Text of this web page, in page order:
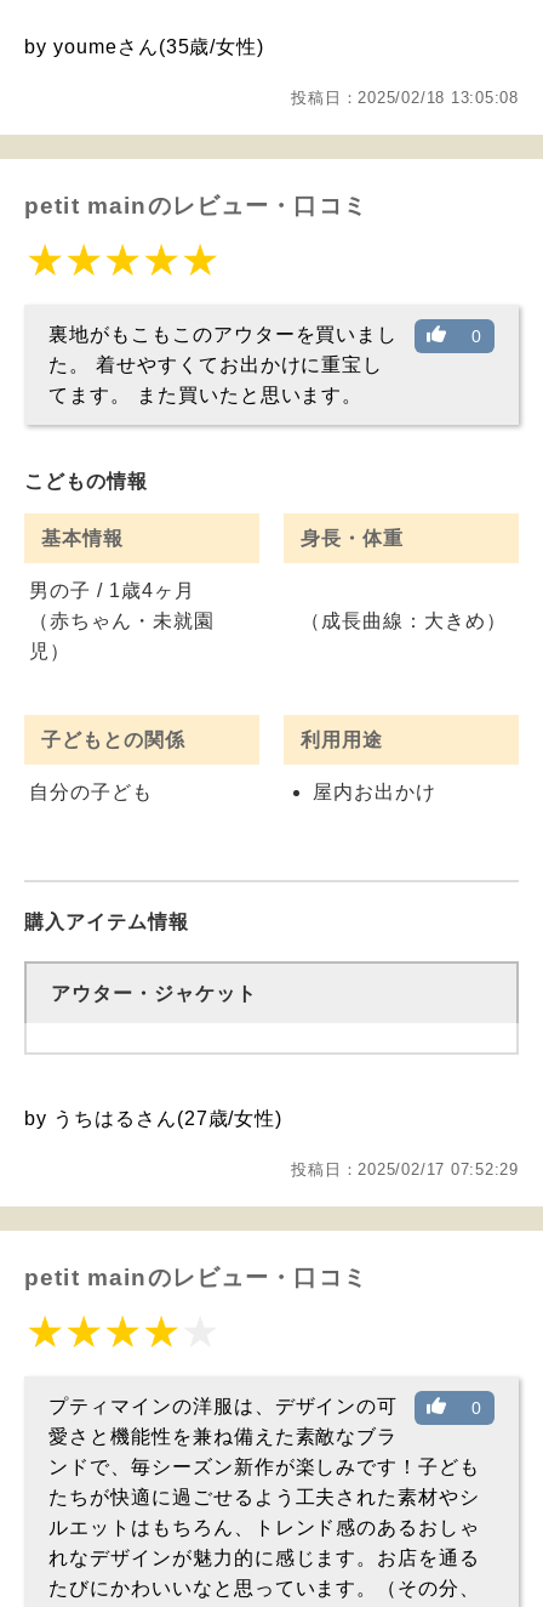
by youmeさん(35歳/女性)
投稿日：2025/02/18 13:05:08
petit mainのレビュー・口コミ
0
裏地がもこもこのアウターを買いまし
た。 着せやすくてお出かけに重宝し
てます。 また買いたと思います。
こどもの情報
基本情報
男の子 / 1歳4ヶ月
（赤ちゃん・未就園
児）
身長・体重
（成長曲線：大きめ）
子どもとの関係
自分の子ども
利用用途
屋内お出かけ
購入アイテム情報
アウター・ジャケット
by うちはるさん(27歳/女性)
投稿日：2025/02/17 07:52:29
petit mainのレビュー・口コミ
0
プティマインの洋服は、デザインの可
愛さと機能性を兼ね備えた素敵なブラ
ンドで、毎シーズン新作が楽しみです！子ども
たちが快適に過ごせるよう工夫された素材やシ
ルエットはもちろん、トレンド感のあるおしゃ
れなデザインが魅力的に感じます。お店を通る
たびにかわいいなと思っています。（その分、